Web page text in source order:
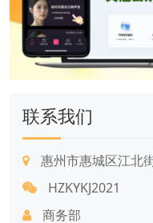
联系我们
惠州市惠城区江北
HZKYKJ2021
商务部